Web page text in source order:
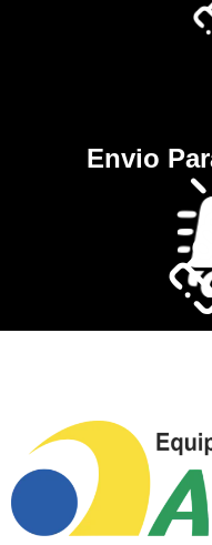
Envio